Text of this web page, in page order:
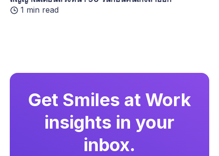
1 min read
Get Smiles at Work
insights in your
inbox.